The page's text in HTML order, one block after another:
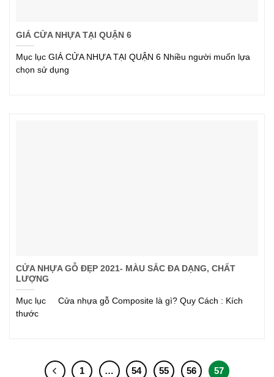
GIÁ CỬA NHỰA TẠI QUẬN 6
Mục lục GIÁ CỬA NHỰA TẠI QUẬN 6 Nhiều người muốn lựa
chọn sử dụng
CỬA NHỰA GỖ ĐẸP 2021- MÀU SẮC ĐA DẠNG, CHẤT
LƯỢNG
Mục lục Cửa nhựa gỗ Composite là gì? Quy Cách : Kích
thước
1 … 54 55 56 57